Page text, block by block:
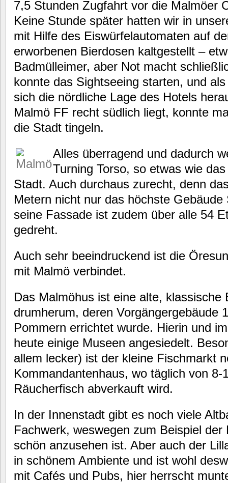
7,5 Stunden Zugfahrt vor die Malmöer
Keine Stunde später hatten wir in
mit Hilfe des Eiswürfelautomaten auf
erworbenen Bierdosen kaltgestellt –
Badmülleimer, aber Not macht
konnte das Sightseeing starten, und
sich die nördliche Lage des Hotels
Malmö FF recht südlich liegt, konnte
die Stadt tingeln.
Alles überragend und dadurch
Turning Torso, so etwas wie
Stadt. Auch durchaus zurecht, denn
Metern nicht nur das höchste
seine Fassade ist zudem über alle 54
gedreht.
Auch sehr beeindruckend ist die
mit Malmö verbindet.
Das Malmöhus ist eine alte, klassische
drumherum, deren Vorgängergebäude
Pommern errichtet wurde. Hierin und
heute einige Museen angesiedelt.
allem lecker) ist der kleine Fischmarkt
Kommandantenhaus, wo täglich von 8-
Räucherfisch abverkauft wird.
In der Innenstadt gibt es noch viele
Fachwerk, weswegen zum Beispiel der
schön anzusehen ist. Aber auch der
in schönem Ambiente und ist wohl
mit Cafés und Pubs, hier herrscht